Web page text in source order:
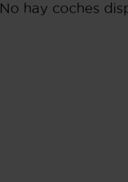
No hay coches